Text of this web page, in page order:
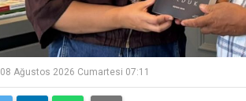
08 Ağustos 2026 Cumartesi 07:11